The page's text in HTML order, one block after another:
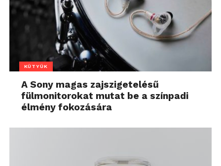
KÜTYÜK
A Sony magas zajszigetelésű
fülmonitorokat mutat be a színpadi
élmény fokozására